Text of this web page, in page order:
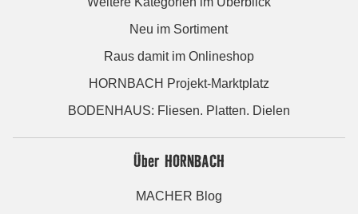
Neu im Sortiment
Raus damit im Onlineshop
HORNBACH Projekt-Marktplatz
BODENHAUS: Fliesen. Platten. Dielen
Über HORNBACH
MACHER Blog